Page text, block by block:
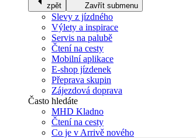
zpět Zavřít submenu
Slevy z jízdného
Výlety a inspirace
Servis na palubě
Čtení na cesty
Mobilní aplikace
E-shop jízdenek
Přeprava skupin
Zájezdová doprava
Často hledáte
MHD Kladno
Čtení na cesty
Co je v Arrivě nového